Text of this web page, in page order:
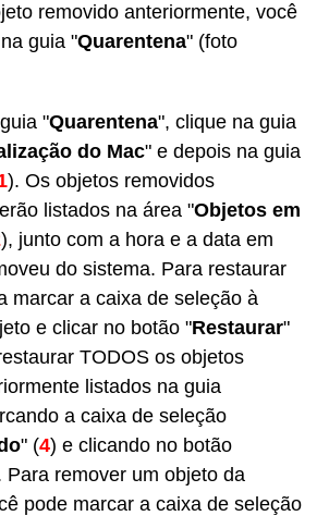
removido anteriormente, você
guia "Quarentena" (foto
"Quarentena", clique na guia
do Mac" e depois na guia
). Os objetos removidos
listados na área "Objetos em
), junto com a hora e a data em
do sistema. Para restaurar
marcar a caixa de seleção à
e clicar no botão "Restaurar"
TODOS os objetos
listados na guia
a caixa de seleção
" (4) e clicando no botão
Para remover um objeto da
pode marcar a caixa de seleção